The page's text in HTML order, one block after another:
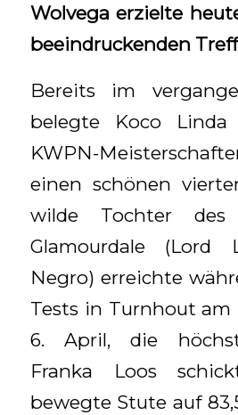
Wolvega erzielte
beeindruckenden
Bereits im
belegte Koco
KWPN-
einen schönen
wilde Tochter des
Glamourdale (Lord
Negro) erreichte
Tests in Turnhout am
6. April, die
Franka Loos
bewegte Stute auf